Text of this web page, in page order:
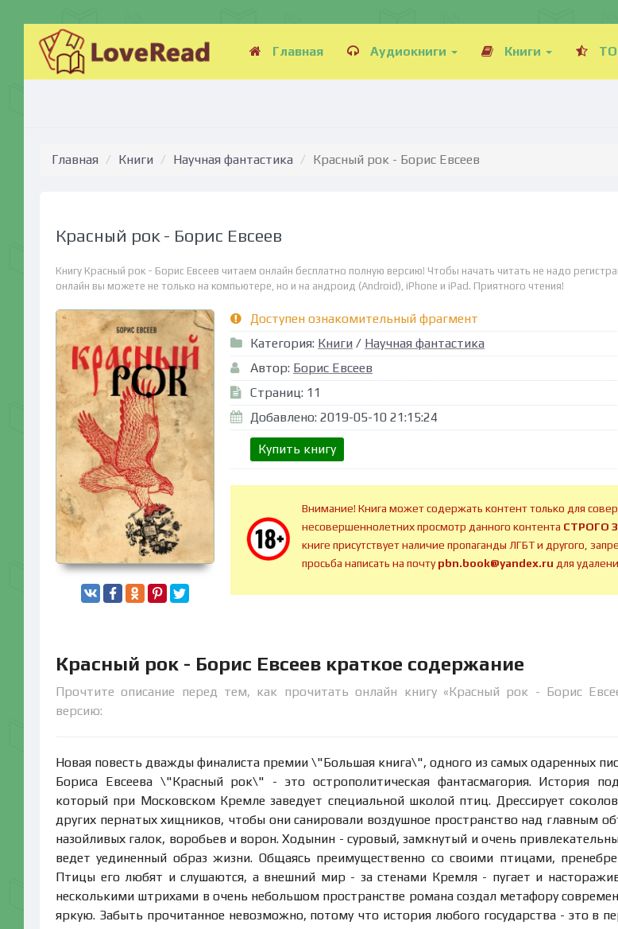
Главная Аудиокниги Книги
Главная Книги Научная фантастика Красный рок - Борис Евсеев
Красный рок - Борис Евсеев
Книгу Красный рок - Борис Евсеев читаем онлайн бесплатно полную версию! Чтобы начать читать не надо
онлайн вы можете не только на компьютере, но и на андроид (Android), iPhone и iPad. Приятного чтения!
Доступен ознакомительный фрагмент
Категория: Книги / Научная фантастика
Автор: Борис Евсеев
Страниц: 11
Добавлено: 2019-05-10 21:15:24
Купить книгу
Внимание! Книга может содержать контент только для
несовершеннолетних просмотр данного контента СТРОГО
книге присутствует наличие пропаганды ЛГБТ и другого,
просьба написать на почтуpbn.book@yandex.ru для
Красный рок - Борис Евсеев краткое содержание
Прочтите описание перед тем, как прочитать онлайн книгу «Красный рок - Борис
версию:
Новая повесть дважды финалиста премии \"Большая книга\", одного из самых одаренных
Бориса Евсеева \"Красный рок\" - это острополитическая фантасмагория. История
который при Московском Кремле заведует специальной школой птиц. Дрессирует
других пернатых хищников, чтобы они санировали воздушное пространство над главным
назойливых галок, воробьев и ворон. Ходынин - суровый, замкнутый и очень
ведет уединенный образ жизни. Общаясь преимущественно со своими птицами,
Птицы его любят и слушаются, а внешний мир - за стенами Кремля - пугает и
несколькими штрихами в очень небольшом пространстве романа создал метафору
яркую. Забыть прочитанное невозможно, потому что история любого государства - это в